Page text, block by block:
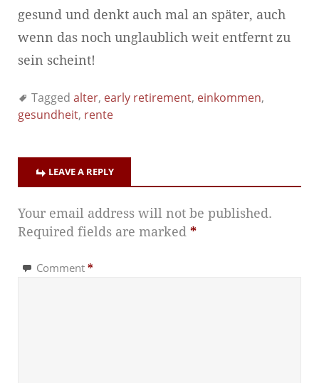
gesund und denkt auch mal an später, auch
wenn das noch unglaublich weit entfernt zu
sein scheint!
Tagged alter, early retirement, einkommen,
gesundheit, rente
LEAVE A REPLY
Your email address will not be published.
Required fields are marked *
Comment *